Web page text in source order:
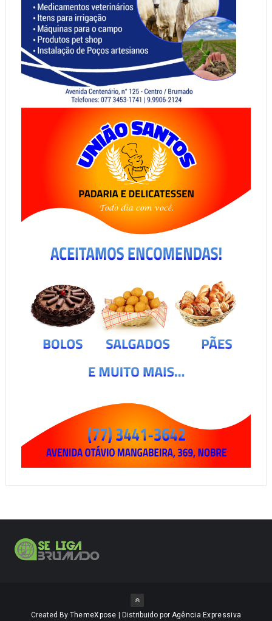
Created By ThemeXpose | Distribuido por Agência Expressiva